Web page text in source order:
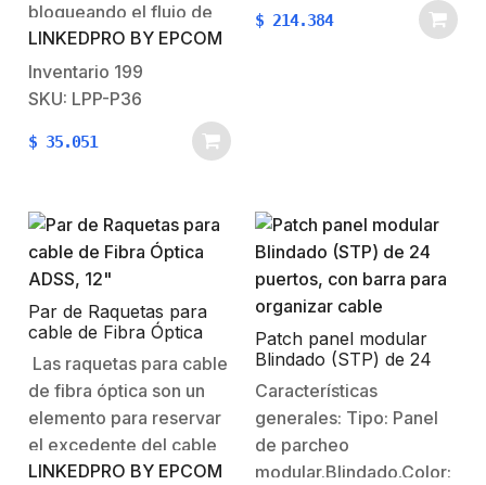
bloqueando el flujo de
aire no deseado dentro
de los gabinetes y rack
en los cuartos de
telecomunicaciones. Características
Generales:Panel tipo
8.75mm.Peso 0.23Kg. 1
año de garantía
LINKEDPRO BY EPCOM
Inventario 199
SKU: LPP-P36
$ 35.051
Negro.No. de puertos:
Espacio para
etiqueta. *1 año de
garantía.
$ 214.384
Par de Raquetas para
cable de Fibra Óptica
ADSS, 12″
Las raquetas para cable
de fibra óptica son un
elemento para reservar
el excedente del cable
de fibra óptica en
LINKEDPRO BY EPCOM
Patch panel modular
Blindado (STP) de 24
puertos, con barra para
organizar cable
Características
generales: Tipo: Panel
de parcheo
modular.Blindado.Color: